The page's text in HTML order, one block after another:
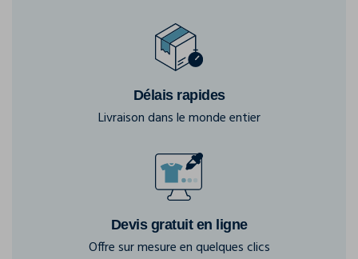
Délais rapides
Livraison dans le monde entier
Devis gratuit en ligne
Offre sur mesure en quelques clics